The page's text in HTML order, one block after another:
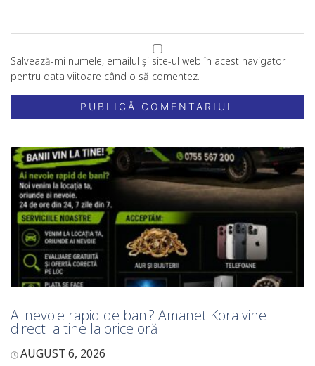
Salvează-mi numele, emailul și site-ul web în acest navigator
pentru data viitoare când o să comentez.
Ai nevoie rapid de bani? Amanet Kora vine
direct la tine la orice oră
AUGUST 6, 2026